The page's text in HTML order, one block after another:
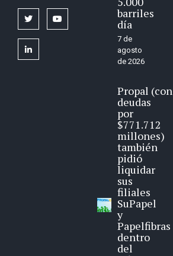
twitter
linkedin
barriles
día
7 de
agosto
de 2026
Propal (con
deudas
por
$771.712
millones)
también
pidió
liquidar
sus
filiales
SuPapel
y
Papelfibras
dentro
del